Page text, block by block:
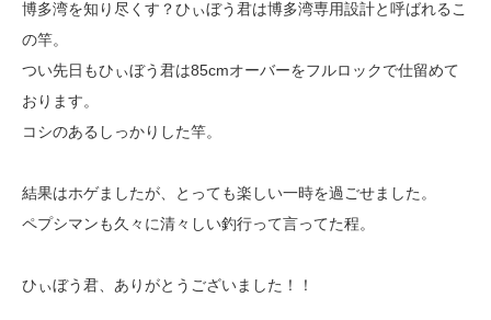
博多湾を知り尽くす？ひぃぼう君は博多湾専用設計と呼ばれるこ
の竿。
つい先日もひぃぼう君は85cmオーバーをフルロックで仕留めて
おります。
コシのあるしっかりした竿。
結果はホゲましたが、とっても楽しい一時を過ごせました。
ペプシマンも久々に清々しい釣行って言ってた程。
ひぃぼう君、ありがとうございました！！